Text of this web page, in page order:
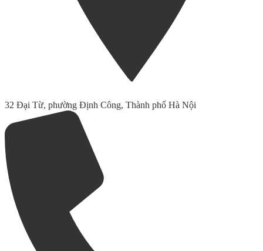
32 Đại Từ, phường Định Công, Thành phố Hà Nội